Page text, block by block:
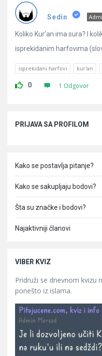
Pitanja
Sedin
Koliko Kur’an ima sura? I
isprekidanim harfovima
isprekidani harfovi kur'an
0 1 Odgovor
PRIJAVA SA PROFILOM
Kako se postavlja pitanje?
Kako se sakupljaju bodovi?
Šta su značke i bodovi?
Najaktivniji članovi
VIBER KVIZ
Pridruži se dnevnom kvizu
ponešto iz islama.